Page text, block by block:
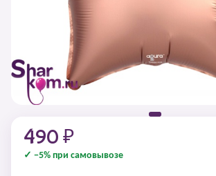
490 ₽
✓ −5% при самовывозе